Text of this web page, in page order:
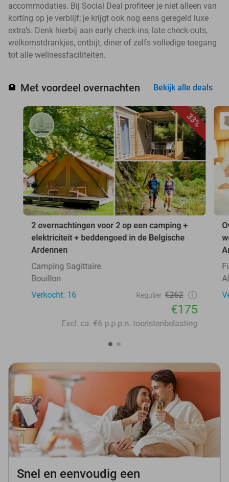
accommodaties. Bij Social Deal profiteer je niet alleen van
korting op je verblijf; je krijgt ook nog eens geregeld luxe
extra’s. Denk hierbij aan early check-ins, late check-outs,
welkomstdrankjes, ontbijt, diner of zelfs volledige toegang
tot alle wellnessfaciliteiten.
🏨 Met voordeel overnachten Bekijk alle deals
33%
2 overnachtingen voor 2 op een camping +
elektriciteit + beddengoed in de Belgische
Ardennen
Camping Sagittaire
Bouillon
Verkocht: 16
Regulier €262
€175
Excl. ca. €6 p.p.p.n. toeristenbelasting
Snel en eenvoudig een